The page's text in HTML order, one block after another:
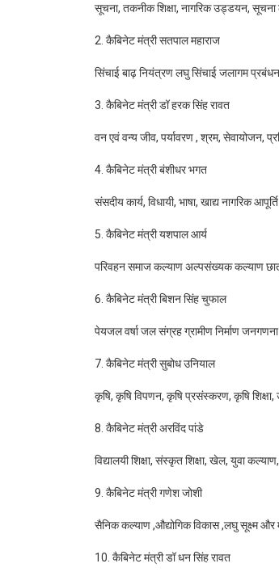
सूचना, तकनीक शिक्षा, नागरिक उड्डयन, सूचना
2. कैबिनेट मंत्री सतपाल महाराज
सिंचाई बाढ़ नियंत्रण लघु सिंचाई जलागम प्रबंधन
3. कैबिनेट मंत्री डॉ हरक सिंह रावत
वन एवं वन्य जीव, पर्यावरण , श्रम, सेवायोजन,
4. कैबिनेट मंत्री बंशीधर भगत
संसदीय कार्य, विधायी, भाषा, खाद्य नागरिक
5. कैबिनेट मंत्री यशपाल आर्य
परिवहन समाज कल्याण अल्पसंख्यक कल्याण
6. कैबिनेट मंत्री बिशन सिंह चुफाल
पेयजल वर्षा जल संग्रह ग्रामीण निर्माण जनगणना
7. कैबिनेट मंत्री सुबोध उनियाल
कृषि, कृषि विपणन, कृषि प्रसंस्करण, कृषि शिक्षा,
8. कैबिनेट मंत्री अरविंद पांडे
विद्यालयी शिक्षा, संस्कृत शिक्षा, खेल, युवा
9. कैबिनेट मंत्री गणेश जोशी
सैनिक कल्याण ,औद्योगिक विकास ,लघु सूक्ष्म और
10. कैबिनेट मंत्री डॉ धन सिंह रावत